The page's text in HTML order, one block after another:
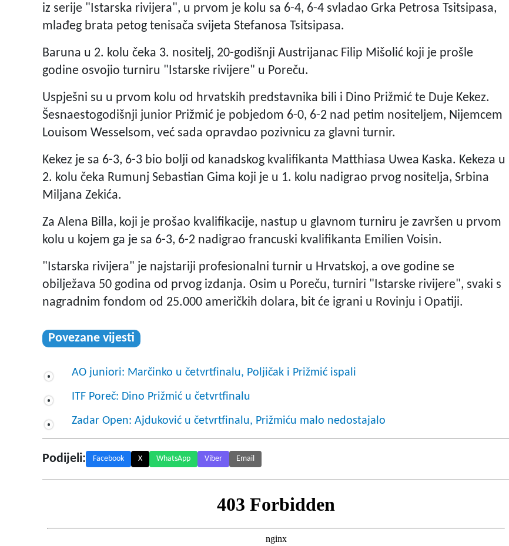
iz serije "Istarska rivijera", u prvom je kolu sa 6-4, 6-4 svladao Grka Petrosa Tsitsipasa,
mlađeg brata petog tenisača svijeta Stefanosa Tsitsipasa.
Baruna u 2. kolu čeka 3. nositelj, 20-godišnji Austrijanac Filip Mišolić koji je prošle
godine osvojio turniru "Istarske rivijere" u Poreču.
Uspješni su u prvom kolu od hrvatskih predstavnika bili i Dino Prižmić te Duje Kekez.
Šesnaestogodišnji junior Prižmić je pobjedom 6-0, 6-2 nad petim nositeljem, Nijemcem
Louisom Wesselsom, već sada opravdao pozivnicu za glavni turnir.
Kekez je sa 6-3, 6-3 bio bolji od kanadskog kvalifikanta Matthiasa Uwea Kaska. Kekeza u
2. kolu čeka Rumunj Sebastian Gima koji je u 1. kolu nadigrao prvog nositelja, Srbina
Miljana Zekića.
Za Alena Billa, koji je prošao kvalifikacije, nastup u glavnom turniru je završen u prvom
kolu u kojem ga je sa 6-3, 6-2 nadigrao francuski kvalifikanta Emilien Voisin.
"Istarska rivijera" je najstariji profesionalni turnir u Hrvatskoj, a ove godine se
obilježava 50 godina od prvog izdanja. Osim u Poreču, turniri "Istarske rivijere", svaki s
nagradnim fondom od 25.000 američkih dolara, bit će igrani u Rovinju i Opatiji.
Povezane vijesti
AO juniori: Marčinko u četvrtfinalu, Poljičak i Prižmić ispali
ITF Poreč: Dino Prižmić u četvrtfinalu
Zadar Open: Ajduković u četvrtfinalu, Prižmiću malo nedostajalo
Podijeli: Facebook X WhatsApp Viber Email